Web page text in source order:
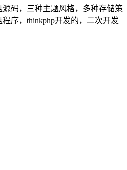
码，三种主题风格，多种存储策
序，thinkphp开发的，二次开发